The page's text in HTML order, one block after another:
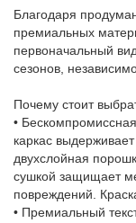
Благодаря
премиальных
первоначальный
сезонов,
Почему стоит
•
каркас
двухслойная
сушкой защищает
повреждений.
• Премиальный